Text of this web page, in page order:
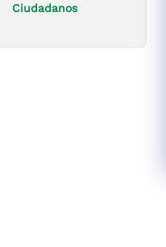
Ciudadanos